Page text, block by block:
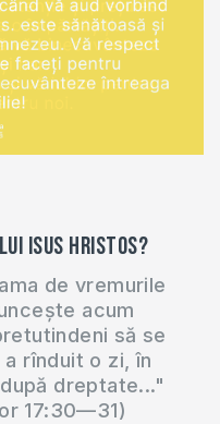
Isus Hristos?
de vremurile
acum
să se
rînduit o zi, în
dreptate..."
17:30—31)